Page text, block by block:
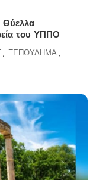
Θύελλα
του ΥΠΠΟ
, ΞΕΠΟΥΛΗΜΑ,